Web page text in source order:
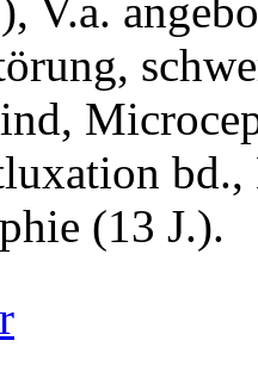
V.a.
bd.,
(13 J.).